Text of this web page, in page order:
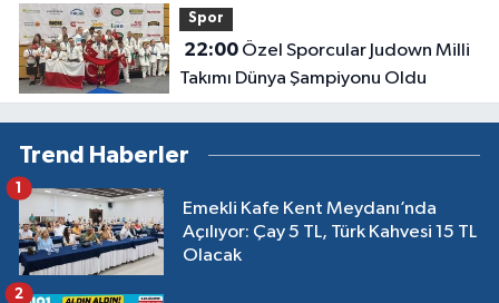
Spor
22:00Özel Sporcular Judown Milli
Takımı Dünya Şampiyonu Oldu
Trend Haberler
Emekli Kafe Kent Meydanı’nda
Açılıyor: Çay 5 TL, Türk Kahvesi 15 TL
Olacak
1
2